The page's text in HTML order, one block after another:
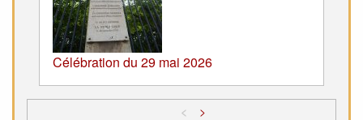
Célébration du 29 mai 2026
< >